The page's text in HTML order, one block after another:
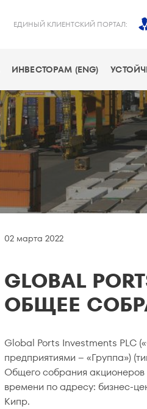
ЕДИНЫЙ КЛИЕНТСКИЙ ПОРТАЛ:
ИНВЕСТОРАМ (ENG)
02 марта 2022
GLOBAL
ОБЩЕЕ
Global Ports Investments PLC
предприятиями – «Группа»)
Общего собрания
времени по адресу: бизнес-
Кипр.